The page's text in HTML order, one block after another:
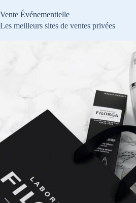
au
contenu
Vente Événementielle
Les meilleurs sites de ventes privées